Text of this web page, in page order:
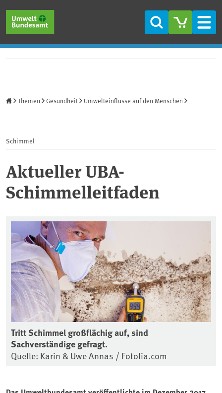
Suche
Themen Gesundheit Umwelteinflüsse auf den Menschen
Schimmel
Aktueller UBA-
Schimmelleitfaden
Tritt Schimmel großflächig auf, sind
Sachverständige gefragt.
Quelle: Karin & Uwe Annas / Fotolia.com